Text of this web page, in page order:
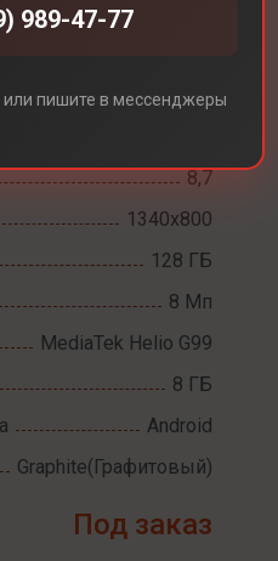
Galaxy Tab A9 4G
8,7
1340x800
128 ГБ
8 Мп
MediaTek Helio G99
8 ГБ
Android
Graphite(Графитовый)
Под заказ
989-47-77
пишите в мессенджеры